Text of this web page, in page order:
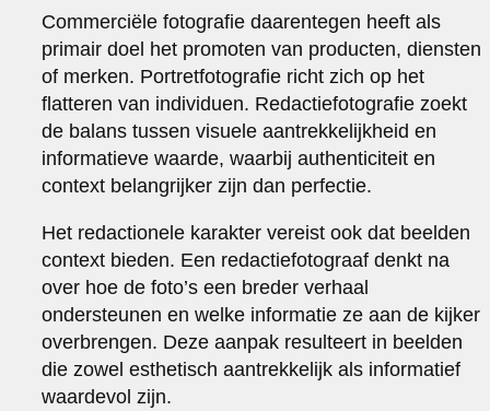
Commerciële fotografie daarentegen heeft als
primair doel het promoten van producten, diensten
of merken. Portretfotografie richt zich op het
flatteren van individuen. Redactiefotografie zoekt
de balans tussen visuele aantrekkelijkheid en
informatieve waarde, waarbij authenticiteit en
context belangrijker zijn dan perfectie.
Het redactionele karakter vereist ook dat beelden
context bieden. Een redactiefotograaf denkt na
over hoe de foto’s een breder verhaal
ondersteunen en welke informatie ze aan de kijker
overbrengen. Deze aanpak resulteert in beelden
die zowel esthetisch aantrekkelijk als informatief
waardevol zijn.